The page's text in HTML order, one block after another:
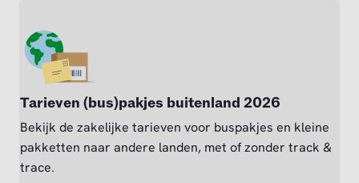
Tarieven (bus)pakjes buitenland 2026
Bekijk de zakelijke tarieven voor buspakjes en kleine
pakketten naar andere landen, met of zonder track &
trace.